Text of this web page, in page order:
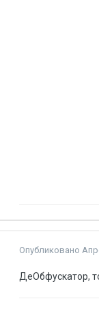
Опубликовано
ДеОбфускатор,